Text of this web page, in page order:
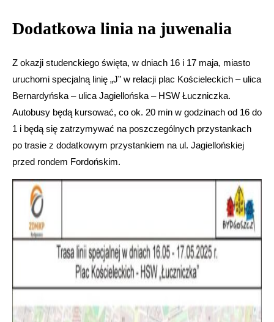
Dodatkowa linia na juwenalia
Z okazji studenckiego święta, w dniach 16 i 17 maja, miasto
uruchomi specjalną linię „J” w relacji plac Kościeleckich – ulica
Bernardyńska – ulica Jagiellońska – HSW Łuczniczka.
Autobusy będą kursować, co ok. 20 min w godzinach od 16 do
1 i będą się zatrzymywać na poszczególnych przystankach
po trasie z dodatkowym przystankiem na ul. Jagiellońskiej
przed rondem Fordońskim.